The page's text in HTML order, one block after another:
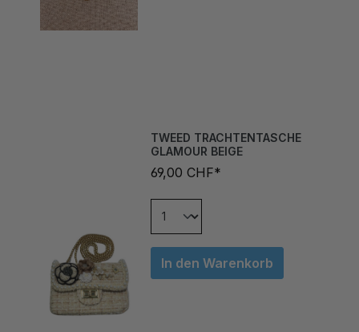
GLAMOUR BEIGE
69,00 CHF*
In den Warenkorb